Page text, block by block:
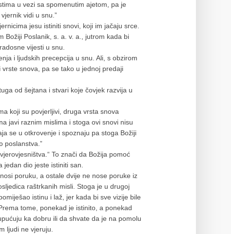
u vezi sa spomenutim ajetom, pa je
vidi u snu.”
jesu istiniti snovi, koji im jačaju srce.
Božiji Poslanik, s. a. v. a., jutrom kada bi
vijesti u snu.
i ljudskih precepcija u snu. Ali, s obzirom
snova, pa se tako u jednoj predaji
od šejtana i stvari koje čovjek razvija u
koji su povjerljivi, druga vrsta snova
javi raznim mislima i stoga ovi snovi nisu
se u otkrovenje i spoznaju pa stoga Božiji
poslanstva.”
To znači da Božija pomoć
jedan dio jeste istiniti san.
poruku, a ostale dvije ne nose poruke iz
raštrkanih misli. Stoga je u drugoj
istinu i laž, jer kada bi sve vizije bile
tome, ponekad je istinito, a ponekad
ka dobru ili da shvate da je na pomolu
ljudi ne vjeruju.